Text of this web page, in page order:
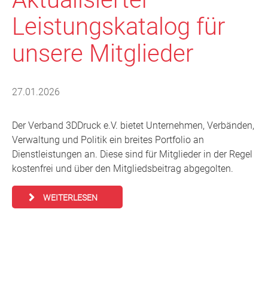
Leistungskatalog für
unsere Mitglieder
27.01.2026
Der Verband 3DDruck e.V. bietet Unternehmen, Verbänden,
Verwaltung und Politik ein breites Portfolio an
Dienstleistungen an. Diese sind für Mitglieder in der Regel
kostenfrei und über den Mitgliedsbeitrag abgegolten.
WEITERLESEN